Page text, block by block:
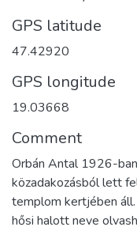
GPS latitude
47.42920
GPS longitude
19.03668
Comment
Orbán Antal 1926-
közadakozásból lett
templom kertjében
hősi halott neve